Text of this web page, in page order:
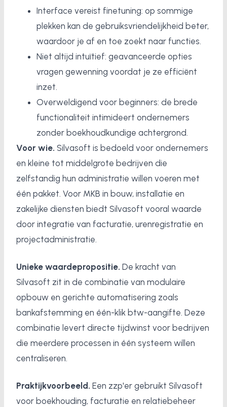
Interface vereist finetuning: op sommige
plekken kan de gebruiksvriendelijkheid beter,
waardoor je af en toe zoekt naar functies.
Niet altijd intuïtief: geavanceerde opties
vragen gewenning voordat je ze efficiënt
inzet.
Overweldigend voor beginners: de brede
functionaliteit intimideert ondernemers
zonder boekhoudkundige achtergrond.
Voor wie. Silvasoft is bedoeld voor ondernemers
en kleine tot middelgrote bedrijven die
zelfstandig hun administratie willen voeren met
één pakket. Voor MKB in bouw, installatie en
zakelijke diensten biedt Silvasoft vooral waarde
door integratie van facturatie, urenregistratie en
projectadministratie.
Unieke waardepropositie. De kracht van
Silvasoft zit in de combinatie van modulaire
opbouw en gerichte automatisering zoals
bankafstemming en één-klik btw-aangifte. Deze
combinatie levert directe tijdwinst voor bedrijven
die meerdere processen in één systeem willen
centraliseren.
Praktijkvoorbeeld. Een zzp'er gebruikt Silvasoft
voor boekhouding, facturatie en relatiebeheer